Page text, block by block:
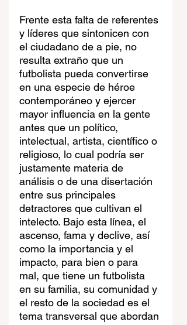
Frente esta falta de referentes
y líderes que sintonicen con
el ciudadano de a pie, no
resulta extraño que un
futbolista pueda convertirse
en una especie de héroe
contemporáneo y ejercer
mayor influencia en la gente
antes que un político,
intelectual, artista, científico o
religioso, lo cual podría ser
justamente materia de
análisis o de una disertación
entre sus principales
detractores que cultivan el
intelecto. Bajo esta línea, el
ascenso, fama y declive, así
como la importancia y el
impacto, para bien o para
mal, que tiene un futbolista
en su familia, su comunidad y
el resto de la sociedad es el
tema transversal que abordan